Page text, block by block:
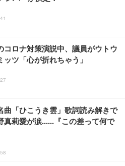
コロナ対策演説中、議員がウトウ
ツ「心が折れちゃう」
曲「ひこうき雲」歌詞読み解きで
真莉愛が涙......『この差って何で